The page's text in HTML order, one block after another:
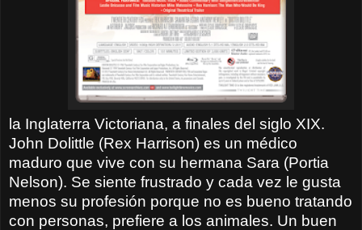
la Inglaterra Victoriana, a finales del siglo XIX.
John Dolittle (Rex Harrison) es un médico
maduro que vive con su hermana Sara (Portia
Nelson). Se siente frustrado y cada vez le gusta
menos su profesión porque no es bueno tratando
con personas, prefiere a los animales. Un buen